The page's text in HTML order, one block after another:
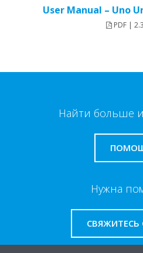
User Manual – Uno
PDF |
Найти больше
Нужна
СВЯЖИТЕСЬ